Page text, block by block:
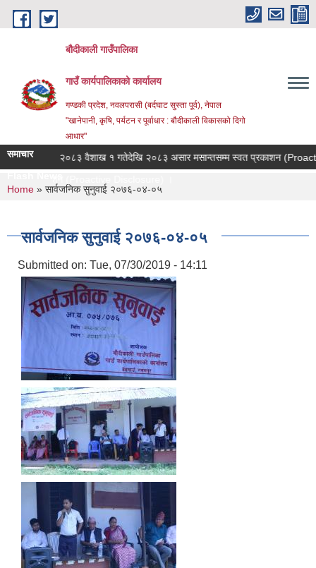
Skip to main content
बौदीकाली गाउँपालिका
गाउँ कार्यपालिकाको कार्यालय
गण्डकी प्रदेश, नवलपरासी (बर्दघाट सुस्ता पूर्व), नेपाल
"खानेपानी, कृषि, पर्यटन र पूर्वाधार : बौदीकाली विकासको दिगो
आधार"
समाचार
।
२०८३ वैशाख १ गतेदेखि २०८३ असार मसान्तसम्म स्वत प्रकाशन (Proactive
You are here
Home » सार्वजनिक सुनुवाई २०७६-०४-०५
सार्वजनिक सुनुवाई २०७६-०४-०५
Submitted on: Tue, 07/30/2019 - 14:11